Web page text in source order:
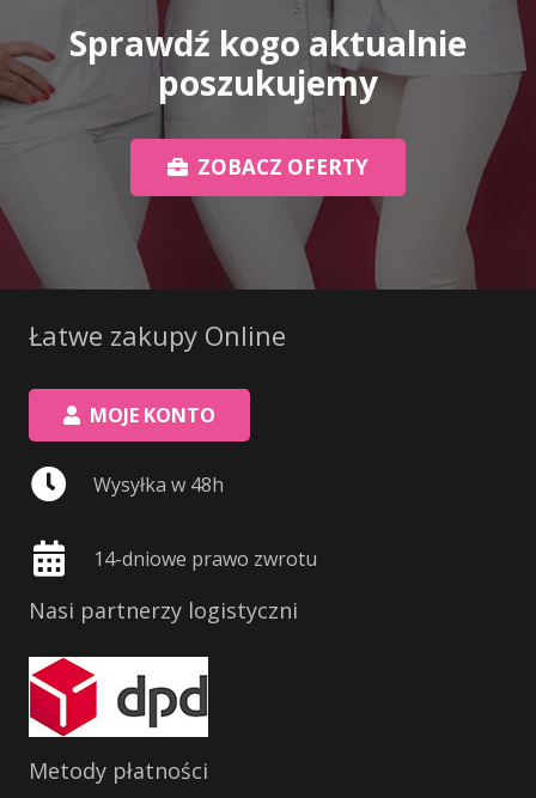
Sprawdź kogo aktualnie
poszukujemy
ZOBACZ OFERTY
Łatwe zakupy Online
MOJE KONTO
Wysyłka w 48h
14-dniowe prawo zwrotu
Nasi partnerzy logistyczni
Metody płatności